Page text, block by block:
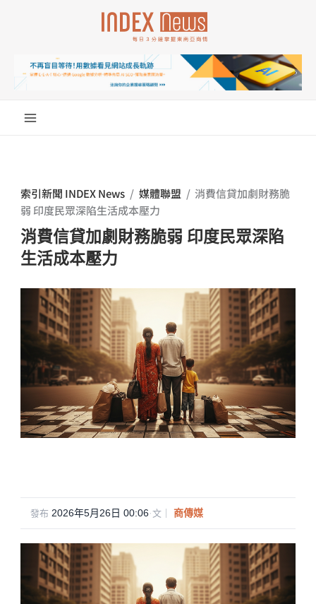
索引新聞 INDEX News / 媒體聯盟 / 消費信貸加劇財務脆
弱 印度民眾深陷生活成本壓力
消費信貸加劇財務脆弱 印度民眾深陷
生活成本壓力
發布 2026年5月26日 00:06·文｜ 商傳媒